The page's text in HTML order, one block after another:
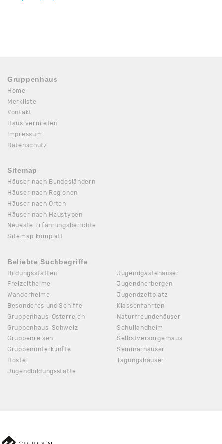
Gruppenhaus
Home
Merkliste
Kontakt
Haus vermieten
Impressum
Datenschutz
Sitemap
Häuser nach Bundesländern
Häuser nach Regionen
Häuser nach Orten
Häuser nach Haustypen
Neueste Erfahrungsberichte
Sitemap komplett
Beliebte Suchbegriffe
Bildungsstätten
Freizeitheime
Wanderheime
Besonderes und Schiffe
Gruppenhaus-Österreich
Gruppenhaus-Schweiz
Gruppenreisen
Gruppenunterkünfte
Hostel
Jugendbildungsstätte
Jugendgästehäuser
Jugendherbergen
Jugendzeltplatz
Klassenfahrten
Naturfreundehäuser
Schullandheim
Selbstversorgerhaus
Seminarhäuser
Tagungshäuser